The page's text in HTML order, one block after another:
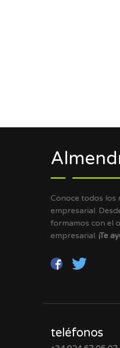
Conoce todos los
empresarial.
formamos con el
empresarial. ¡Te
teléfonos